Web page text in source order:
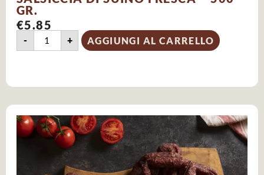
GR.
€5.85
- + AGGIUNGI AL CARRELLO